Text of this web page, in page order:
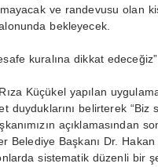
ve randevusu olan
bekleyecek.
kuralına dikkat edeceğiz”
Küçükel yapılan
duyduklarını belirterek “Biz
açıklamasından
Belediye Başkanı Dr.
sistematik düzenli bir